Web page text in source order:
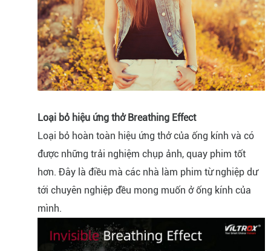
Loại bỏ hiệu ứng thở Breathing Effect
Loại bỏ hoàn toàn hiệu ứng thở của ống kính và có
được những trải nghiệm chụp ảnh, quay phim tốt
hơn. Đây là điều mà các nhà làm phim từ nghiệp dư
tới chuyên nghiệp đều mong muốn ở ống kính của
mình.